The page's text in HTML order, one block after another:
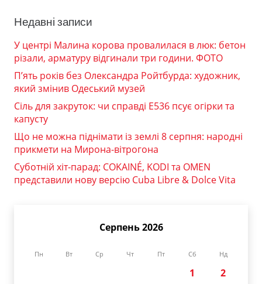
Недавні записи
У центрі Малина корова провалилася в люк: бетон
різали, арматуру відгинали три години. ФОТО
П’ять років без Олександра Ройтбурда: художник,
який змінив Одеський музей
Сіль для закруток: чи справді Е536 псує огірки та
капусту
Що не можна піднімати із землі 8 серпня: народні
прикмети на Мирона-вітрогона
Суботній хіт-парад: COKAINÉ, KODI та OMEN
представили нову версію Cuba Libre & Dolce Vita
Серпень 2026
Пн Вт Ср Чт Пт Сб Нд
1
2